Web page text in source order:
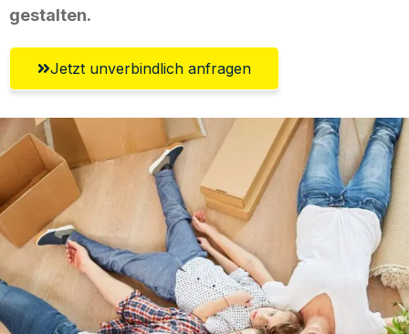
gestalten.
Jetzt unverbindlich anfragen